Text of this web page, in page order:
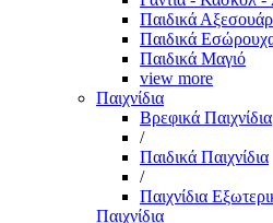
Παιδικά Αξεσουάρ
Παιδικά
Παιδικά Μαγιό
view more
Παιχνίδια
Βρεφικά Παιχνίδια
/
Παιδικά Παιχνίδια
/
Παιχνίδια
Παιχνίδια